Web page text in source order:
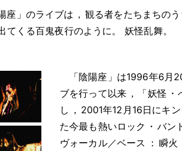
座」のライブは ， 観る者をたちまちの
てくる百鬼夜行のように 。 妖怪乱舞。
「陰陽座」は1996年6月
ブを行って以来 ， 「妖怪 ・
し ， 2001年12月16日にキ
た今最も熱いロック ・ バン
ヴォーカル／ベース
： 瞬火